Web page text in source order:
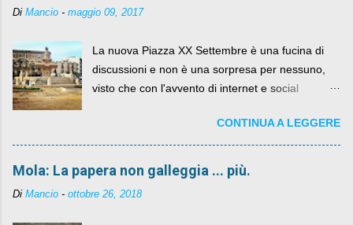
Di Mancio - maggio 09, 2017
La nuova Piazza XX Settembre è una fucina di
discussioni e non è una sorpresa per nessuno,
visto che con l'avvento di internet e social
sua lasciandone anche traccia scritta nel web.
CONTINUA A LEGGERE
Mola: La papera non galleggia ... più.
Di Mancio - ottobre 26, 2018